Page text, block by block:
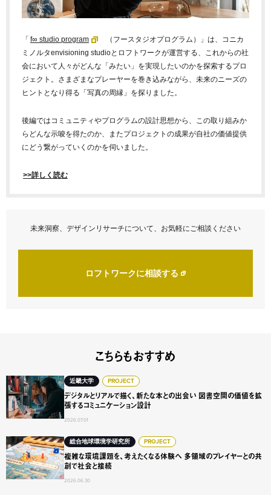
「 f∞ studio program
（フースタジオプログラム）」は、コニカ
ミノルタenvisioning studioとロフトワークが運営する、これからの社
会において人々がどんな「みたい」を実現したいのかを探索するプロ
ジェクト。さまざまなプレーヤーを巻き込みながら、未来のニーズの
ヒントとなり得る「写真の周縁」を探りました。
後編ではコミュニティやプログラムの設計思想から、この取り組みか
らどんな示唆を得たのか、またプロジェクトの成果が自社の価値提供
にどう繋がっていくのかを伺いました。
>>詳しく読む
未来洞察、デザインリサーチについて、お気軽にご相談ください
ロフトワークに相談する
こちらもおすすめ
近畿大学 PROJECT
デジタルとリアルで描く、新たな本との出会い 図書空間の価値を拡
張するコミュニケーション設計
2026.07.01
デジタルとリアルで描く、新たな本との出会い 図書空間の
総合地球環境学研究所 PROJECT
複雑な環境課題を、考えたくなる体験へ 多領域のプレイヤーとの共
創で社会と接続
2026.06.30
複雑な環境課題を、考えたくなる体験へ 多領域のプレイヤ